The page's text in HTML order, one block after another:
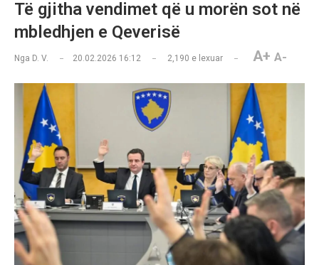
Të gjitha vendimet që u morën sot në
mbledhjen e Qeverisë
Nga D. V. 20.02.2026 16:12 2,190 e lexuar A+ A-